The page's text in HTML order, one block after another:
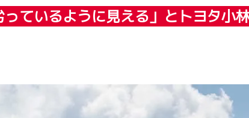
ているように見える」とトヨタ小